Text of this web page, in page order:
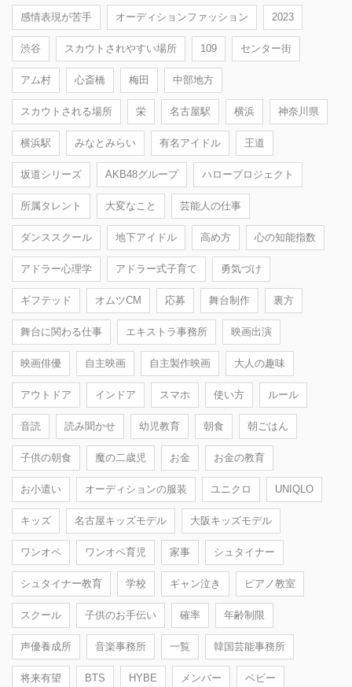
感情表現が苦手 オーディションファッション 2023
渋谷 スカウトされやすい場所 109 センター街
アム村 心斎橋 梅田 中部地方
スカウトされる場所 栄 名古屋駅 横浜 神奈川県
横浜駅 みなとみらい 有名アイドル 王道
坂道シリーズ AKB48グループ ハロープロジェクト
所属タレント 大変なこと 芸能人の仕事
ダンススクール 地下アイドル 高め方 心の知能指数
アドラー心理学 アドラー式子育て 勇気づけ
ギフテッド オムツCM 応募 舞台制作 裏方
舞台に関わる仕事 エキストラ事務所 映画出演
映画俳優 自主映画 自主製作映画 大人の趣味
アウトドア インドア スマホ 使い方 ルール
音読 読み聞かせ 幼児教育 朝食 朝ごはん
子供の朝食 魔の二歳児 お金 お金の教育
お小遣い オーディションの服装 ユニクロ UNIQLO
キッズ 名古屋キッズモデル 大阪キッズモデル
ワンオペ ワンオペ育児 家事 シュタイナー
シュタイナー教育 学校 ギャン泣き ピアノ教室
スクール 子供のお手伝い 確率 年齢制限
声優養成所 音楽事務所 一覧 韓国芸能事務所
将来有望 BTS HYBE メンバー ベビー